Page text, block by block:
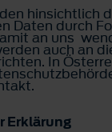
hinsichtlich
Daten durch
an uns
auch an
In
Erklärung